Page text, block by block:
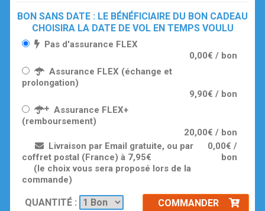
BON SANS DATE : LE BÉNÉFICIAIRE DU BON CADEAU
CHOISIRA LA DATE DE VOL EN TEMPS VOULU
Pas d'assurance FLEX
0,00€ / bon
Assurance FLEX (échange et
prolongation)
9,90€ / bon
Assurance FLEX+
(remboursement)
20,00€ / bon
Livraison par Email gratuite, ou par
coffret postal (France) à 7,95€
(le choix vous sera proposé lors de la
commande)
0,00€ /
bon
QUANTITÉ : COMMANDER